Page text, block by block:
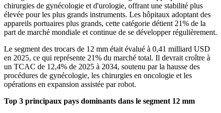
chirurgies de gynécologie et d'urologie, offrant une stabilité plus
élevée pour les plus grands instruments. Les hôpitaux adoptant des
appareils portuaires plus grands, cette catégorie détient 21% de la
part de marché mondiale et continue de se développer régulièrement.
Le segment des trocars de 12 mm était évalué à 0,41 milliard USD
en 2025, ce qui représente 21% du marché total. Il devrait croître à
un TCAC de 12,4% de 2025 à 2034, soutenu par la hausse des
procédures de gynécologie, les chirurgies en oncologie et les
opérations en expansion assistée par robot.
Top 3 principaux pays dominants dans le segment 12 mm